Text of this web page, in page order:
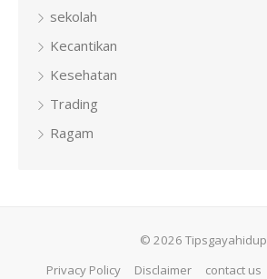
sekolah
Kecantikan
Kesehatan
Trading
Ragam
© 2026 Tipsgayahidup
Privacy Policy
Disclaimer contact us